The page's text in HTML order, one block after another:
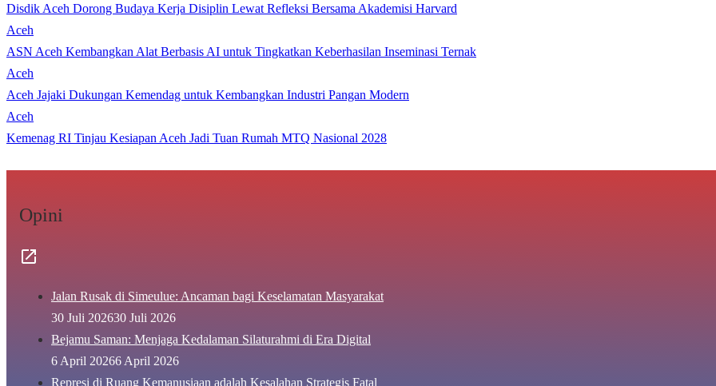
Disdik Aceh Dorong Budaya Kerja Disiplin Lewat Refleksi Bersama Akademisi Harvard
Aceh
ASN Aceh Kembangkan Alat Berbasis AI untuk Tingkatkan Keberhasilan Inseminasi Ternak
Aceh
Aceh Jajaki Dukungan Kemendag untuk Kembangkan Industri Pangan Modern
Aceh
Kemenag RI Tinjau Kesiapan Aceh Jadi Tuan Rumah MTQ Nasional 2028
Opini
Jalan Rusak di Simeulue: Ancaman bagi Keselamatan Masyarakat
30 Juli 202630 Juli 2026
Bejamu Saman: Menjaga Kedalaman Silaturahmi di Era Digital
6 April 20266 April 2026
Represi di Ruang Kemanusiaan adalah Kesalahan Strategis Fatal